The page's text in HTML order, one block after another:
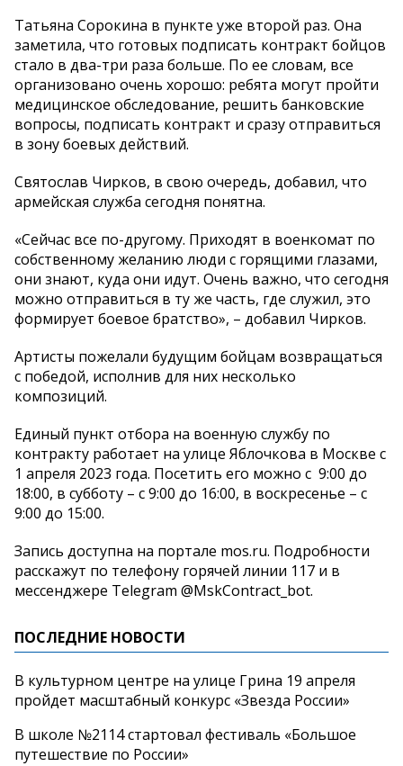
Татьяна Сорокина в пункте уже второй раз. Она
заметила, что готовых подписать контракт бойцов
стало в два-три раза больше. По ее словам, все
организовано очень хорошо: ребята могут пройти
медицинское обследование, решить банковские
вопросы, подписать контракт и сразу отправиться
в зону боевых действий.
Святослав Чирков, в свою очередь, добавил, что
армейская служба сегодня понятна.
«Сейчас все по-другому. Приходят в военкомат по
собственному желанию люди с горящими глазами,
они знают, куда они идут. Очень важно, что сегодня
можно отправиться в ту же часть, где служил, это
формирует боевое братство», – добавил Чирков.
Артисты пожелали будущим бойцам возвращаться
с победой, исполнив для них несколько
композиций.
Единый пункт отбора на военную службу по
контракту работает на улице Яблочкова в Москве с
1 апреля 2023 года. Посетить его можно с 9:00 до
18:00, в субботу – с 9:00 до 16:00, в воскресенье – с
9:00 до 15:00.
Запись доступна на портале mos.ru. Подробности
расскажут по телефону горячей линии 117 и в
мессенджере Telegram @MskContract_bot.
ПОСЛЕДНИЕ НОВОСТИ
В культурном центре на улице Грина 19 апреля
пройдет масштабный конкурс «Звезда России»
В школе №2114 стартовал фестиваль «Большое
путешествие по России»